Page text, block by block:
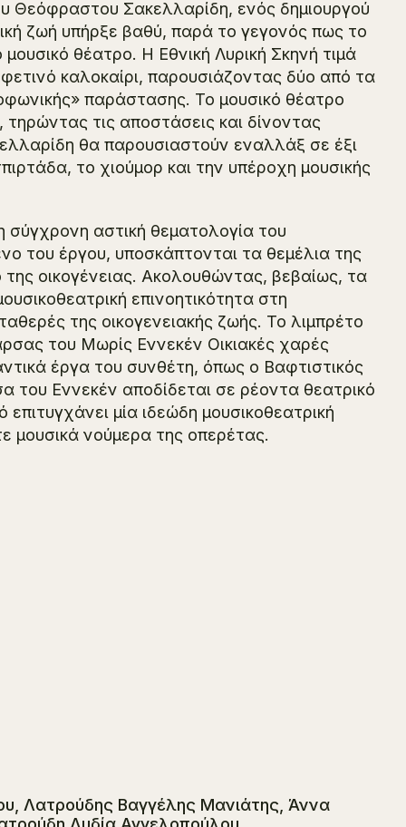
Θεόφραστου Σακελλαρίδη, ενός δημιουργού
ζωή υπήρξε βαθύ, παρά το γεγονός πως το
θέατρο. Η Εθνική Λυρική Σκηνή τιμά
καλοκαίρι, παρουσιάζοντας δύο από τα
παράστασης. Το μουσικό θέατρο
τις αποστάσεις και δίνοντας
θα παρουσιαστούν εναλλάξ σε έξι
το χιούμορ και την υπέροχη μουσικής
αστική θεματολογία του
του έργου, υποσκάπτονται τα θεμέλια της
της οικογένειας. Ακολουθώντας, βεβαίως, τα
επινοητικότητα στη
της οικογενειακής ζωής. Το λιμπρέτο
του Μωρίς Εννεκέν Οικιακές χαρές
έργα του συνθέτη, όπως ο Βαφτιστικός
του Εννεκέν αποδίδεται σε ρέοντα θεατρικό
μία ιδεώδη μουσικοθεατρική
μουσικά νούμερα της οπερέτας.
Λατρούδης Βαγγέλης Μανιάτης, Άννα